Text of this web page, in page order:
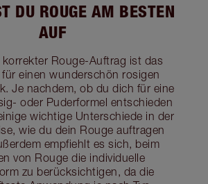
DU ROUGE AM BESTEN
AUF
korrekter Rouge-Auftrag ist das
einen wunderschön rosigen
Je nachdem, ob du dich für eine
oder Puderformel entschieden
wichtige Unterschiede in der
wie du dein Rouge auftragen
empfiehlt es sich, beim
von Rouge die individuelle
zu berücksichtigen, da die